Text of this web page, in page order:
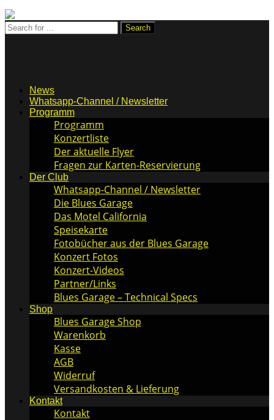
News
Whatsapp-Channel / Newsletter
Programm
Programm
Konzertliste
Der aktuelle Flyer
Fragen zur Karten-Reservierung
Der Club
Whatsapp-Channel / Newsletter
Die Blues Garage
Das Motel California
Speisekarte
Fotobücher aus der Blues Garage
Konzert Fotos
Konzert-Videos
Partner/Links
Blues Garage – Technical Specs
Shop
Blues Garage Shop
Warenkorb
Kasse
AGB
Widerruf
Versandkosten & Lieferung
Kontakt
Kontakt